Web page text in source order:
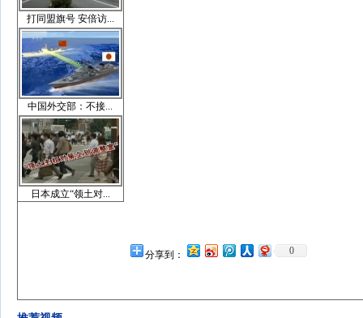
分享到： 0
打同盟旗号 安倍访...
中国外交部：不接...
日本成立“领土对...